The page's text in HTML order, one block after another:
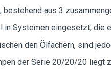
bestehend aus 3
in Systemen eingesetzt, die
den Ölfächern, sind
der Serie 20/20/20 liegt